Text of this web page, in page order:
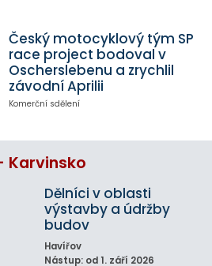
Český motocyklový tým SP
race project bodoval v
Oscherslebenu a zrychlil
závodní Aprilii
Komerční sdělení
Karvinsko
Dělníci v oblasti
výstavby a údržby
budov
Havířov
Nástup: od 1. září 2026